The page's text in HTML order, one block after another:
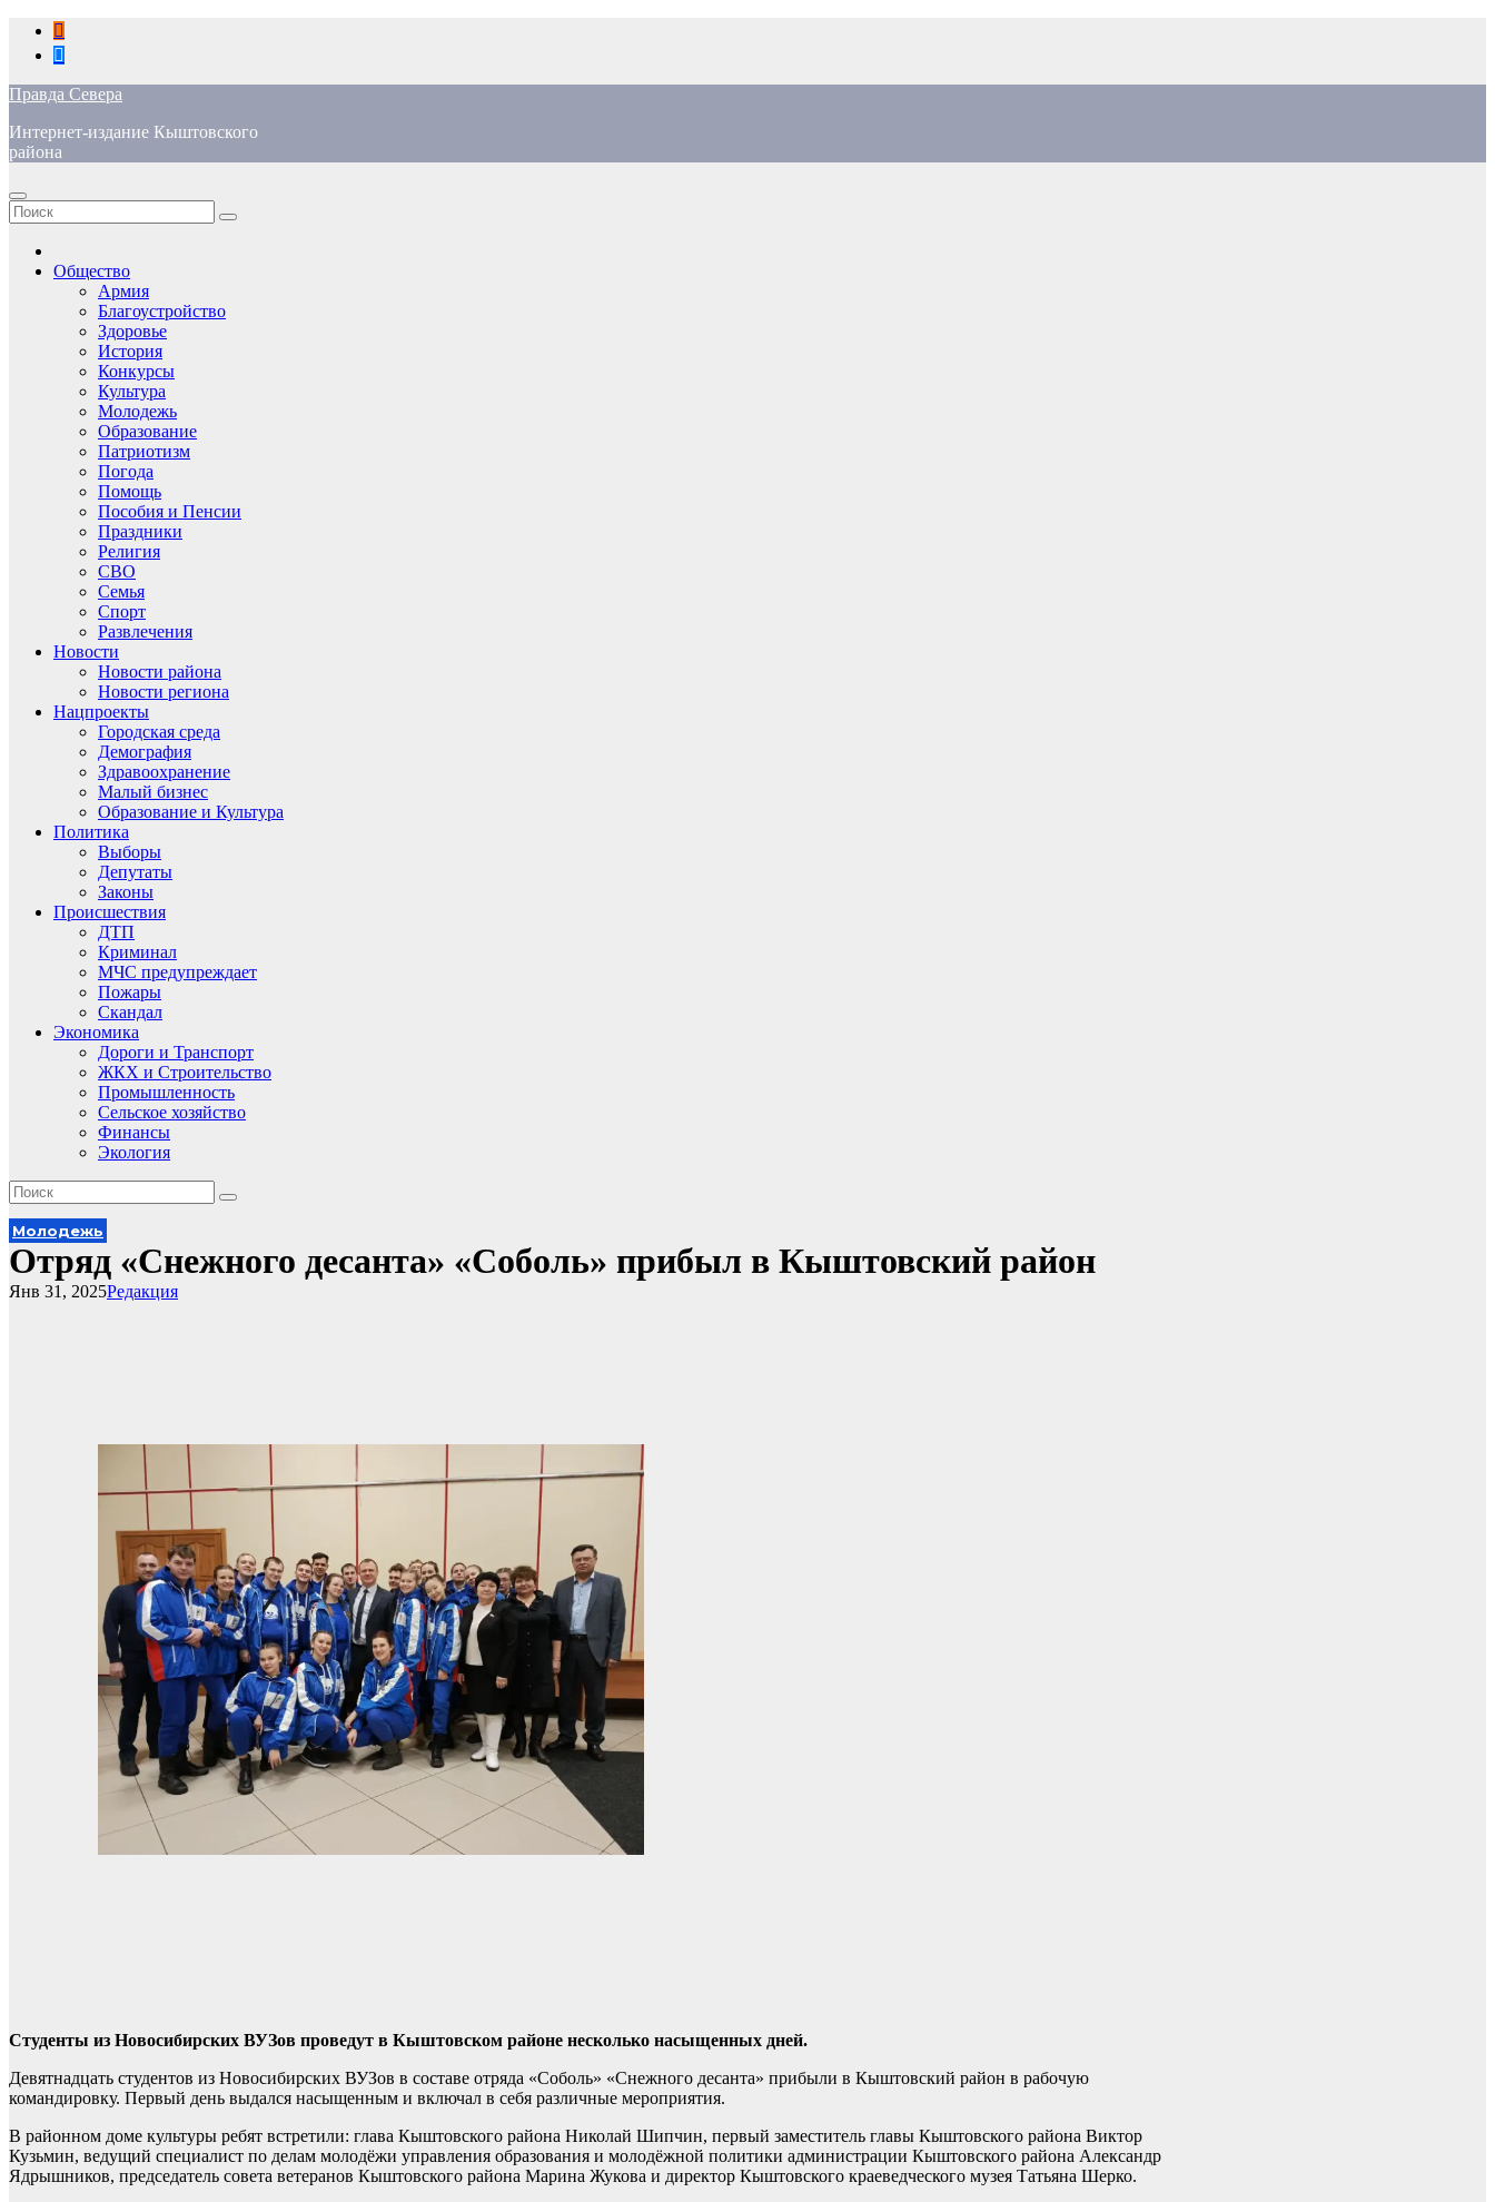
Перейти
содержимому
Правда Севера
Интернет-издание Кыштовского
района
Общество
Армия
Благоустройство
Здоровье
История
Конкурсы
Культура
Молодежь
Образование
Патриотизм
Погода
Помощь
Пособия и Пенсии
Праздники
Религия
СВО
Семья
Спорт
Развлечения
Новости
Новости района
Новости региона
Нацпроекты
Городская среда
Демография
Здравоохранение
Малый бизнес
Образование и Культура
Политика
Выборы
Депутаты
Законы
Происшествия
ДТП
Криминал
МЧС предупреждает
Пожары
Скандал
Экономика
Дороги и Транспорт
ЖКХ и Строительство
Промышленность
Сельское хозяйство
Финансы
Экология
Молодежь
Отряд «Снежного десанта» «Соболь» прибыл в Кыштовский район
Редакция
Янв 31, 2025
Студенты из Новосибирских ВУЗов проведут в Кыштовском районе несколько насыщенных дней.
Девятнадцать студентов из Новосибирских ВУЗов в составе отряда «Соболь» «Снежного десанта» прибыли в Кыштовский район в рабочую
командировку. Первый день выдался насыщенным и включал в себя различные мероприятия.
В районном доме культуры ребят встретили: глава Кыштовского района Николай Шипчин, первый заместитель главы Кыштовского района Виктор
Кузьмин, ведущий специалист по делам молодёжи управления образования и молодёжной политики администрации Кыштовского района Александр
Ядрышников, председатель совета ветеранов Кыштовского района Марина Жукова и директор Кыштовского краеведческого музея Татьяна Шерко.